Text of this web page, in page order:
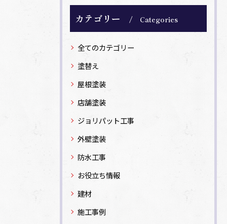
カテゴリー Categories
全てのカテゴリー
塗替え
屋根塗装
店舗塗装
ジョリパット工事
外壁塗装
防水工事
お役立ち情報
建材
施工事例